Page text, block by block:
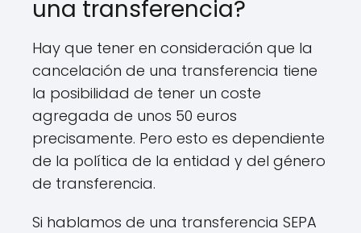
una transferencia?
Hay que tener en consideración que la
cancelación de una transferencia tiene
la posibilidad de tener un coste
agregada de unos 50 euros
precisamente. Pero esto es dependiente
de la política de la entidad y del género
de transferencia.
Si hablamos de una transferencia SEPA